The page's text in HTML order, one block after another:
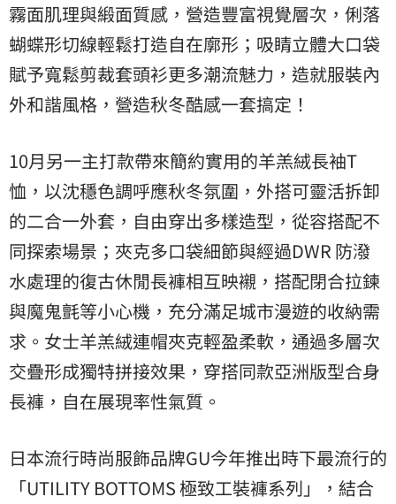
霧面肌理與緞面質感，營造豐富視覺層次，俐落
蝴蝶形切線輕鬆打造自在廓形；吸睛立體大口袋
賦予寬鬆剪裁套頭衫更多潮流魅力，造就服裝內
外和諧風格，營造秋冬酷感一套搞定！
10月另一主打款帶來簡約實用的羊羔絨長袖T
恤，以沈穩色調呼應秋冬氛圍，外搭可靈活拆卸
的二合一外套，自由穿出多樣造型，從容搭配不
同探索場景；夾克多口袋細節與經過DWR 防潑
水處理的復古休閒長褲相互映襯，搭配閉合拉鍊
與魔鬼氈等小心機，充分滿足城市漫遊的收納需
求。女士羊羔絨連帽夾克輕盈柔軟，通過多層次
交疊形成獨特拼接效果，穿搭同款亞洲版型合身
長褲，自在展現率性氣質。
日本流行時尚服飾品牌GU今年推出時下最流行的
「UTILITY BOTTOMS 極致工裝褲系列」，結合